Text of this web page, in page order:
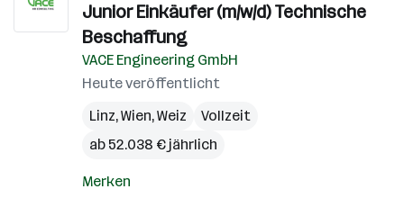
Junior Einkäufer (m/w/d) Technische
Beschaffung
VACE Engineering GmbH
Heute veröffentlicht
Linz,Wien,Weiz
Vollzeit
ab 52.038 € jährlich
Merken